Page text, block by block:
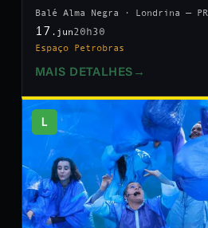
Balé Alma Negra · Londrina — PR
17 .jun20h30
Espaço Petrobras
MAIS DETALHES →
L